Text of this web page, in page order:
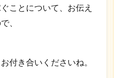
ことについて、お伝え
、
付き合いくださいね。